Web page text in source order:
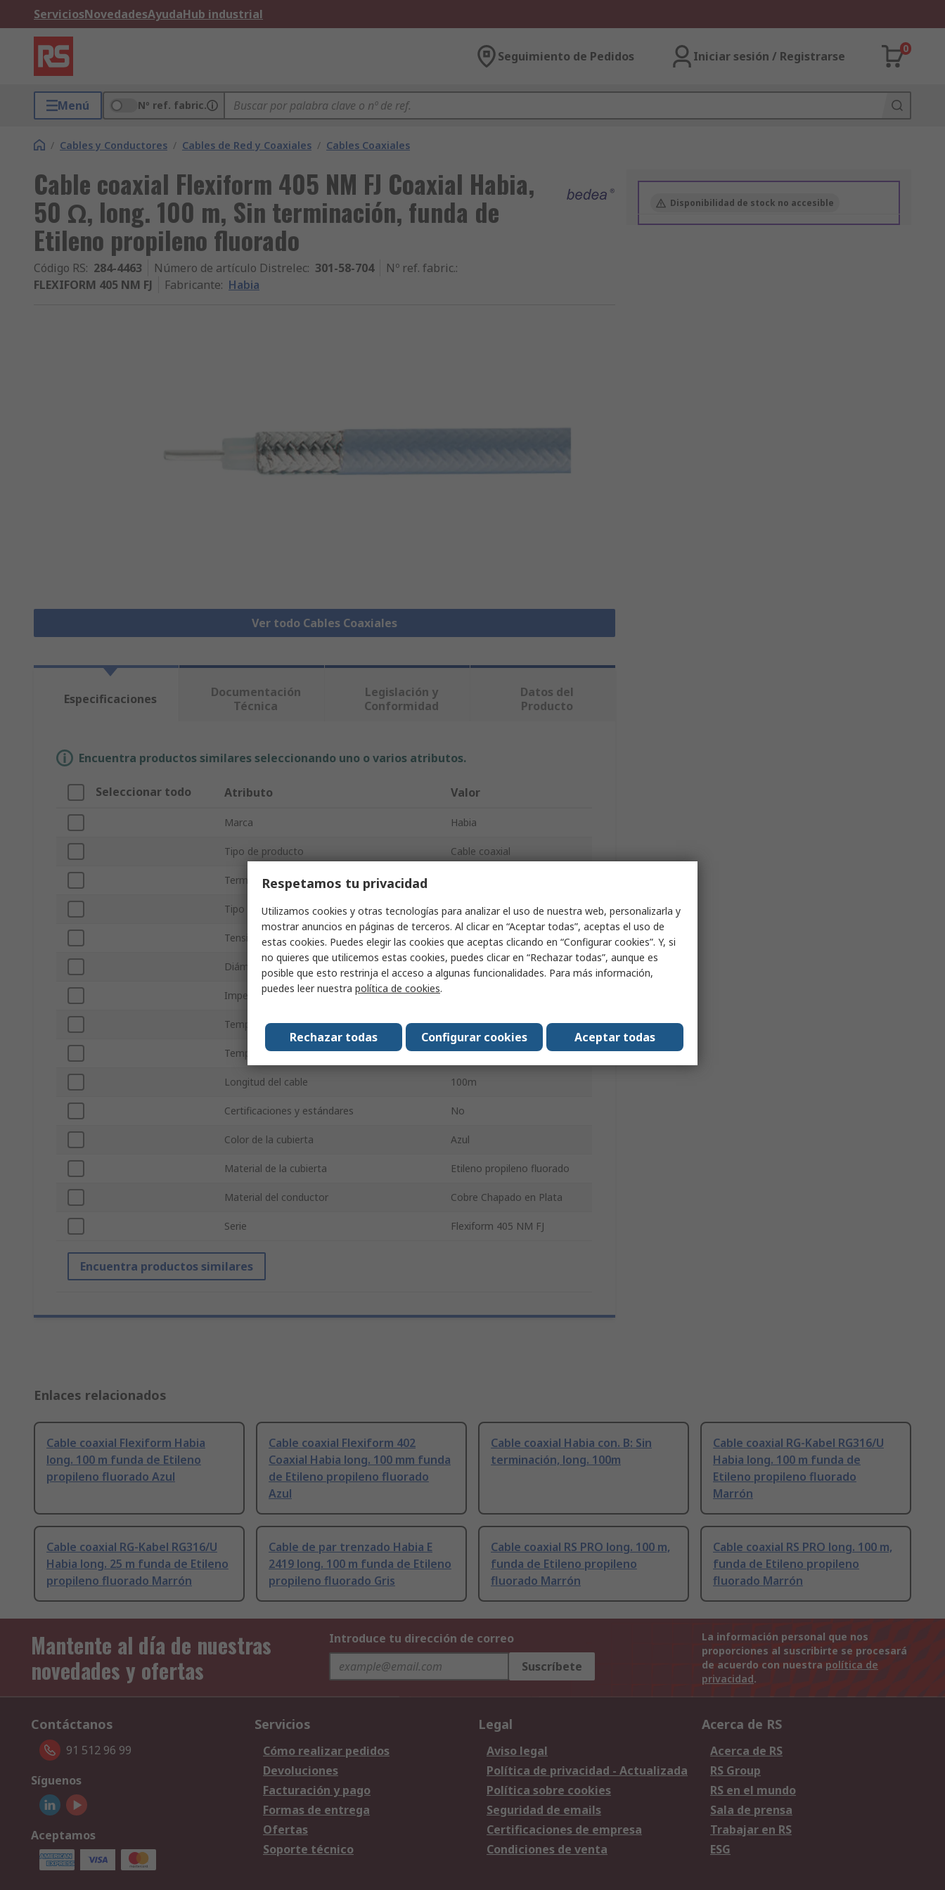
ServiciosNovedadesAyudaHub industrial
Seguimiento de Pedidos Iniciar sesión / Registrarse
0
Menú Nº ref. fabric.
/ Cables y Conductores / Cables de Red y Coaxiales / Cables Coaxiales
Cable coaxial Flexiform 405 NM FJ Coaxial Habia,
50 Ω, long. 100 m, Sin terminación, funda de
Etileno propileno fluorado
Código RS: 284-4463 Número de artículo Distrelec: 301-58-704 Nº ref. fabric.:
FLEXIFORM 405 NM FJ
Fabricante: Habia
Ver todo Cables Coaxiales
Disponibilidad de stock no accesible
Especificaciones
Documentación
Técnica
Legislación y
Conformidad
Datos del
Producto
Encuentra productos similares seleccionando uno o varios atributos.
Seleccionar todo Atributo Valor
Marca Habia
Tipo de producto Cable coaxial
Terminado/Sin terminación
Tipo de coaxial Coaxial
Tensión 1.5kV
Diámetro exterior 4.14mm
Impedancia
Temperatura de Funcionamiento Mínima -65°C
Temperatura de funcionamiento máxima 180°C
Longitud del cable 100m
Certificaciones y estándares No
Color de la cubierta Azul
Material de la cubierta Etileno propileno fluorado
Material del conductor Cobre Chapado en Plata
Serie Flexiform 405 NM FJ
Encuentra productos similares
Enlaces relacionados
Cable coaxial Flexiform Habia
long. 100 m funda de Etileno
propileno fluorado Azul
Cable coaxial Flexiform 402
Coaxial Habia long. 100 mm funda
de Etileno propileno fluorado
Azul
Cable coaxial Habia con. B: Sin
terminación, long. 100m
Cable coaxial RG-Kabel RG316/U
Habia long. 100 m funda de
Etileno propileno fluorado
Marrón
Cable coaxial RG-Kabel RG316/U
Habia long. 25 m funda de Etileno
propileno fluorado Marrón
Cable de par trenzado Habia E
2419 long. 100 m funda de Etileno
propileno fluorado Gris
Cable coaxial RS PRO long. 100 m,
funda de Etileno propileno
fluorado Marrón
Cable coaxial RS PRO long. 100 m,
funda de Etileno propileno
fluorado Marrón
Mantente al día de nuestras
novedades y ofertas
Introduce tu dirección de correo
Suscríbete
La información personal que nos
proporciones al suscribirte se procesará
de acuerdo con nuestra política de
privacidad.
Contáctanos
91 512 96 99
Síguenos
Aceptamos
Servicios
Cómo realizar pedidos
Devoluciones
Facturación y pago
Formas de entrega
Ofertas
Soporte técnico
Legal
Aviso legal
Política de privacidad - Actualizada
Política sobre cookies
Seguridad de emails
Certificaciones de empresa
Condiciones de venta
Acerca de RS
Acerca de RS
RS Group
RS en el mundo
Sala de prensa
Trabajar en RS
ESG
Respetamos tu privacidad
Utilizamos cookies y otras tecnologías para analizar el uso de nuestra web, personalizarla y
mostrar anuncios en páginas de terceros. Al clicar en “Aceptar todas”, aceptas el uso de
estas cookies. Puedes elegir las cookies que aceptas clicando en “Configurar cookies”. Y, si
no quieres que utilicemos estas cookies, puedes clicar en “Rechazar todas”, aunque es
posible que esto restrinja el acceso a algunas funcionalidades. Para más información,
puedes leer nuestra política de cookies.
Aceptar todas
Configurar cookies
Rechazar todas